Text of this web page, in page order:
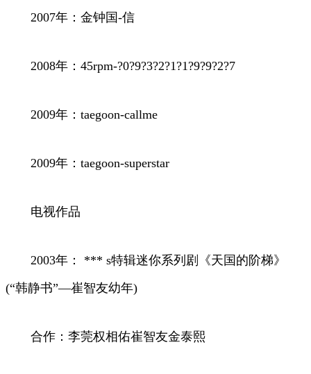
2007年：金钟国-信
2008年：45rpm-?0?9?3?2?1?1?9?9?2?7
2009年：taegoon-callme
2009年：taegoon-superstar
电视作品
2003年： *** s特辑迷你系列剧《天国的阶梯》
(“韩静书”—崔智友幼年)
合作：李莞权相佑崔智友金泰熙